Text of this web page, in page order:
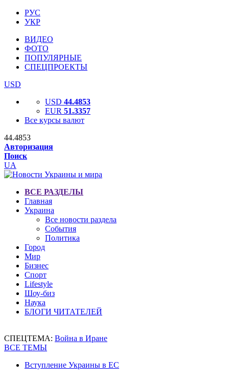
РУС
УКР
ВИДЕО
ФОТО
ПОПУЛЯРНЫЕ
СПЕЦПРОЕКТЫ
USD
USD 44.4853
EUR 51.3357
Все курсы валют
44.4853
Авторизация
Поиск
UA
ВСЕ РАЗДЕЛЫ
Главная
Украина
Все новости раздела
События
Политика
Город
Мир
Бизнес
Спорт
Lifestyle
Шоу-биз
Наука
БЛОГИ ЧИТАТЕЛЕЙ
СПЕЦТЕМА: Война в Иране
ВСЕ ТЕМЫ
Вступление Украины в ЕС